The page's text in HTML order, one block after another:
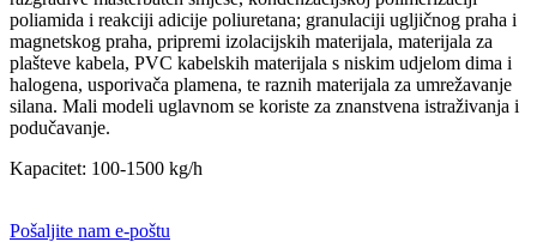
poliamida i reakciji adicije poliuretana; granulaciji ugljičnog praha i
magnetskog praha, pripremi izolacijskih materijala, materijala za
plašteve kabela, PVC kabelskih materijala s niskim udjelom dima i
halogena, usporivača plamena, te raznih materijala za umrežavanje
silana. Mali modeli uglavnom se koriste za znanstvena istraživanja i
podučavanje.
Kapacitet: 100-1500 kg/h
Pošaljite nam e-poštu